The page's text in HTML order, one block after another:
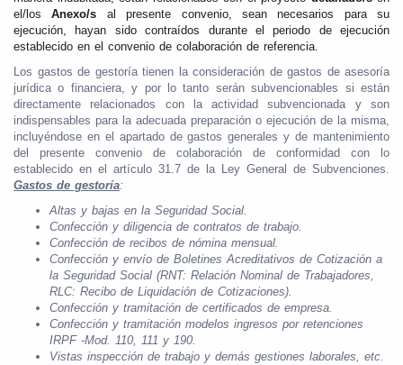
el/losAnexo/s al presente convenio, sean necesarios para su
ejecución, hayan sido contraídos durante el periodo de ejecución
establecido en el convenio de colaboración de referencia.
Los gastos de gestoría tienen la consideración de gastos de asesoría
jurídica o financiera, y por lo tanto serán subvencionables si están
directamente relacionados con la actividad subvencionada y son
indispensables para la adecuada preparación o ejecución de la misma,
incluyéndose en el apartado de gastos generales y de mantenimiento
del presente convenio de colaboración de conformidad con lo
establecido en el artículo 31.7 de la Ley General de Subvenciones.
Gastos de gestoría:
Altas y bajas en la Seguridad Social.
Confección y diligencia de contratos de trabajo.
Confección de recibos de nómina mensual.
Confección y envío de Boletines Acreditativos de Cotización a
la Seguridad Social (RNT: Relación Nominal de Trabajadores,
RLC: Recibo de Liquidación de Cotizaciones).
Confección y tramitación de certificados de empresa.
Confección y tramitación modelos ingresos por retenciones
IRPF -Mod. 110, 111 y 190.
Vistas inspección de trabajo y demás gestiones laborales, etc.